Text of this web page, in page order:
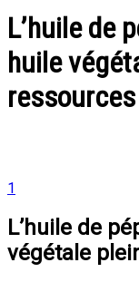
L’huile de
huile
ressources
1
L’huile de
végétale